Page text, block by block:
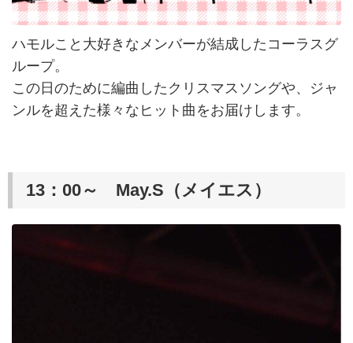
ハモルこと大好きなメンバーが結成したコーラスグ
ループ。
この日のために編曲したクリスマスソングや、ジャ
ンルを超えた様々なヒット曲をお届けします。
13：00～ May.S（メイエス）